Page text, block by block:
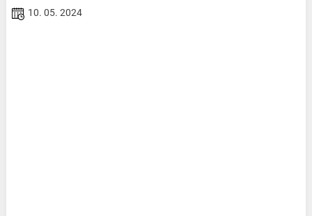
10. 05. 2024